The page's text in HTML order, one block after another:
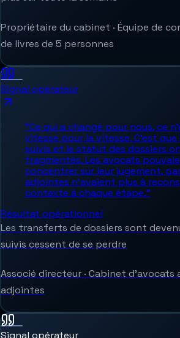
Propriétaire du cabinet · Équipe de
de livres de 5 personnes
Signal opérateur
“Ce qui a changé pour nous, ce
vitesse pour la vitesse. C'est
suivis et le statut des dossiers
fragmentés. Les avocats
concentrer sur leur jugement,
adjointes n'avaient plus à
contexte à chaque étape.”
Résultat opérationnel
Les transferts de dossiers sont
suivis cessent de se perdre
Associé directeur · Cabinet d'avocats
adjointes
Signal opérateur